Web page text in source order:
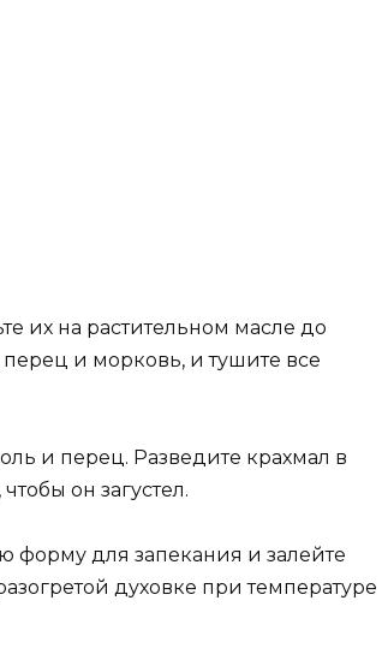
их на растительном масле до
и морковь, и тушите все
и перец. Разведите крахмал в
он загустел.
форму для запекания и залейте
духовке при температуре